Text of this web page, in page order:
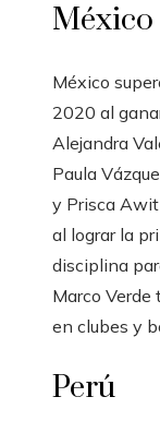
México
México
2020 al
Alejandra
Paula
y Prisca
al lograr la
disciplina
Marco
en clubes y
Perú